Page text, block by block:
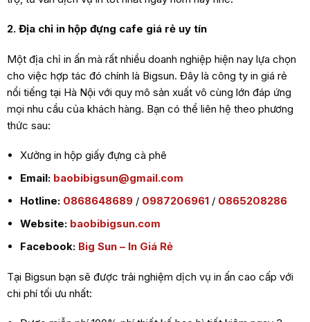
2. Địa chỉ in hộp đựng cafe giá rẻ uy tín
Một địa chỉ in ấn mà rất nhiều doanh nghiệp hiện nay lựa chọn
cho việc hợp tác đó chính là Bigsun. Đây là công ty in giá rẻ
nổi tiếng tại Hà Nội với quy mô sản xuất vô cùng lớn đáp ứng
mọi nhu cầu của khách hàng. Bạn có thể liên hệ theo phương
thức sau:
Xưởng in hộp giấy đựng cà phê
Email: baobibigsun@gmail.com
Hotline: 0868648689 / 0987206961 / 0865208286
Website: baobibigsun.com
Facebook: Big Sun – In Giá Rẻ
Tại Bigsun bạn sẽ được trải nghiệm dịch vụ in ấn cao cấp với
chi phí tối ưu nhất: